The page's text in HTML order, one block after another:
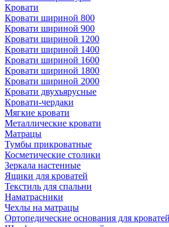
Кровати
Кровати шириной 800
Кровати шириной 900
Кровати шириной 1200
Кровати шириной 1400
Кровати шириной 1600
Кровати шириной 1800
Кровати шириной 2000
Кровати двухъярусные
Кровати-чердаки
Мягкие кровати
Металлические кровати
Матрацы
Тумбы прикроватные
Косметические столики
Зеркала настенные
Ящики для кроватей
Текстиль для спальни
Наматрасники
Чехлы на матрацы
Ортопедические основания для кроватей